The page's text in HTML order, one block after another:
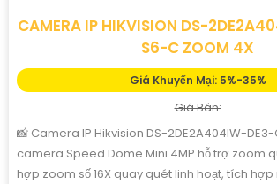
CAMERA IP HIKVISION DS-
S6-C ZOOM 4X
Giá Khuyến Mại: 5%-35%
Giá Bán:
📸 Camera IP Hikvision DS-2DE2A404IW-
camera Speed Dome Mini 4MP hỗ trợ zoom
hợp zoom số 16X quay quét linh hoạt, tích